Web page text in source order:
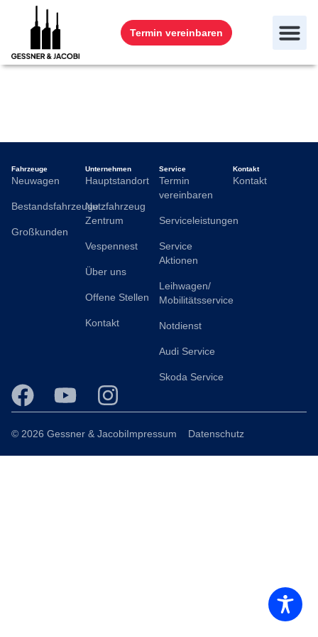
Termin vereinbaren
Fahrzeuge
Neuwagen
Bestandsfahrzeuge
Großkunden
Unternehmen
Hauptstandort
Nutzfahrzeug
Zentrum
Vespennest
Über uns
Offene Stellen
Kontakt
Service
Termin
vereinbaren
Serviceleistungen
Service
Aktionen
Leihwagen/
Mobilitätsservice
Notdienst
Audi Service
Skoda Service
Kontakt
Kontakt
© 2026 Gessner & JacobiImpressum Datenschutz